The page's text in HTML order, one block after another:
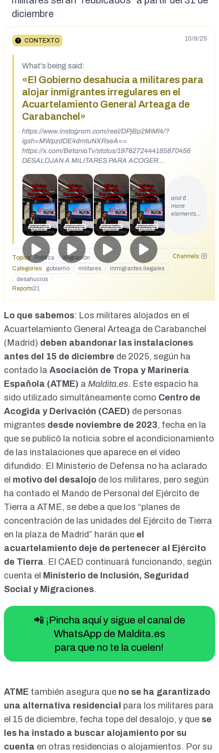
diciembre
CONTEXTO 10/9/25
What's being said:
«El Gobierno desahucia a militares para
alojar inmigrantes irregulares en el
Acuartelamiento General Arteaga de
Carabanchel»
https://www.instagram.com/reel/DPjBp2MiMl4/?
igsh=MWpzdDE4dmtuNXRseA==
https://x.com/BetaniaTv/status/1976272444185870456
DESALOJAN A MILITARES PARA ACOGER
decenas de soldados abandonar el cuartel General Arteaga
(Carabanchel, Madrid) antes del 15 de diciembre para alojar
a inmigrantes. Sin alternativa clara ni ayudas. Los que
defienden el país, buscando piso en Idealista.
and 6
more
elements…
Topics Política Migración
Channels:
Categories
gobierno militares
inmigrantes ilegales
desahucios
Reports21
Lo que sabemos: Los militares alojados en el
Acuartelamiento General Arteaga de Carabanchel
(Madrid) deben abandonar las instalaciones
antes del 15 de diciembre de 2025, según ha
contado la Asociación de Tropa y Marinería
Española (ATME) a Maldita.es. Este espacio ha
sido utilizado simultáneamente como Centro de
Acogida y Derivación (CAED) de personas
migrantes desde noviembre de 2023, fecha en la
que se publicó la noticia sobre el acondicionamiento
de las instalaciones que aparece en el vídeo
difundido. El Ministerio de Defensa no ha aclarado
el motivo del desalojo de los militares, pero según
ha contado el Mando de Personal del Ejército de
Tierra a ATME, se debe a que los “planes de
concentración de las unidades del Ejército de Tierra
en la plaza de Madrid” harán que el
acuartelamiento deje de pertenecer al Ejército
de Tierra. El CAED continuará funcionando, según
cuenta el Ministerio de Inclusión, Seguridad
Social y Migraciones.
📲 ¡Pincha aquí y sigue el canal de
WhatsApp de Maldita.es
para que no te la cuelen!
ATME también asegura que no se ha garantizado
una alternativa residencial para los militares para
el 15 de diciembre, fecha tope del desalojo, y que se
les ha instado a buscar alojamiento por su
cuenta en otras residencias o alojamientos. Por su